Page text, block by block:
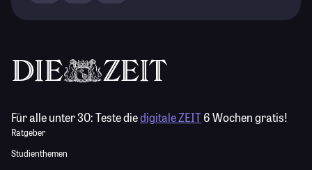
Für alle unter 30:Teste diedigitale ZEIT6 Wochen gratis!
Ratgeber
Studienthemen